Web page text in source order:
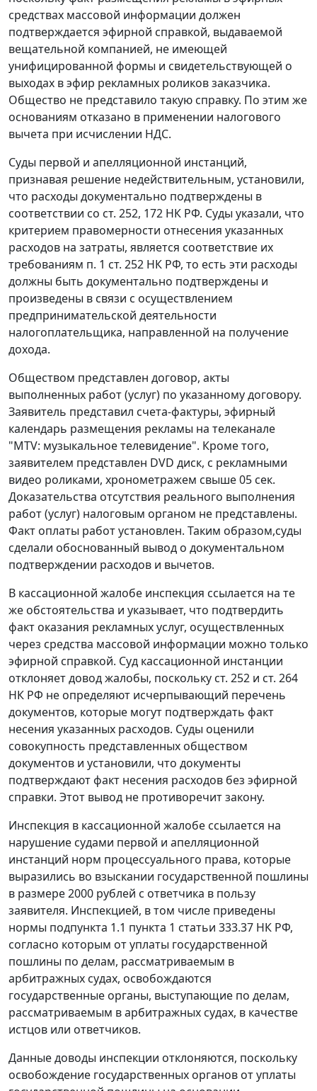
средствах массовой информации должен
подтверждается эфирной справкой, выдаваемой
вещательной компанией, не имеющей
унифицированной формы и свидетельствующей о
выходах в эфир рекламных роликов заказчика.
Общество не представило такую справку. По этим же
основаниям отказано в применении налогового
вычета при исчислении НДС.
Суды первой и апелляционной инстанций,
признавая решение недействительным, установили,
что расходы документально подтверждены в
соответствии со ст. 252, 172 НК РФ. Суды указали, что
критерием правомерности отнесения указанных
расходов на затраты, является соответствие их
требованиям п. 1 ст. 252 НК РФ, то есть эти расходы
должны быть документально подтверждены и
произведены в связи с осуществлением
предпринимательской деятельности
налогоплательщика, направленной на получение
дохода.
Обществом представлен договор, акты
выполненных работ (услуг) по указанному договору.
Заявитель представил счета-фактуры, эфирный
календарь размещения рекламы на телеканале
"MTV: музыкальное телевидение". Кроме того,
заявителем представлен DVD диск, с рекламными
видео роликами, хронометражем свыше 05 сек.
Доказательства отсутствия реального выполнения
работ (услуг) налоговым органом не представлены.
Факт оплаты работ установлен. Таким образом,суды
сделали обоснованный вывод о документальном
подтверждении расходов и вычетов.
В кассационной жалобе инспекция ссылается на те
же обстоятельства и указывает, что подтвердить
факт оказания рекламных услуг, осуществленных
через средства массовой информации можно только
эфирной справкой. Суд кассационной инстанции
отклоняет довод жалобы, поскольку ст. 252 и ст. 264
НК РФ не определяют исчерпывающий перечень
документов, которые могут подтверждать факт
несения указанных расходов. Суды оценили
совокупность представленных обществом
документов и установили, что документы
подтверждают факт несения расходов без эфирной
справки. Этот вывод не противоречит закону.
Инспекция в кассационной жалобе ссылается на
нарушение судами первой и апелляционной
инстанций норм процессуального права, которые
выразились во взыскании государственной пошлины
в размере 2000 рублей с ответчика в пользу
заявителя. Инспекцией, в том числе приведены
нормы подпункта 1.1 пункта 1 статьи 333.37 НК РФ,
согласно которым от уплаты государственной
пошлины по делам, рассматриваемым в
арбитражных судах, освобождаются
государственные органы, выступающие по делам,
рассматриваемым в арбитражных судах, в качестве
истцов или ответчиков.
Данные доводы инспекции отклоняются, поскольку
освобождение государственных органов от уплаты